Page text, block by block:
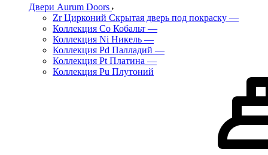
Двери Aurum Doors
Zr Цирконий Скрытая дверь под покраску —
Коллекция Co Кобальт —
Коллекция Ni Никель —
Коллекция Pd Палладий —
Коллекция Pt Платина —
Коллекция Pu Плутоний